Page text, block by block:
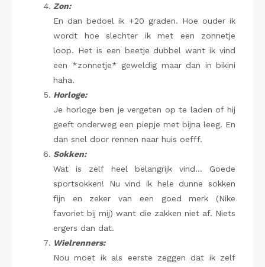
Zon:
En dan bedoel ik +20 graden. Hoe ouder ik
wordt hoe slechter ik met een zonnetje
loop. Het is een beetje dubbel want ik vind
een *zonnetje* geweldig maar dan in bikini
haha.
Horloge:
Je horloge ben je vergeten op te laden of hij
geeft onderweg een piepje met bijna leeg. En
dan snel door rennen naar huis oefff.
Sokken:
Wat is zelf heel belangrijk vind… Goede
sportsokken! Nu vind ik hele dunne sokken
fijn en zeker van een goed merk (Nike
favoriet bij mij) want die zakken niet af. Niets
ergers dan dat.
Wielrenners:
Nou moet ik als eerste zeggen dat ik zelf